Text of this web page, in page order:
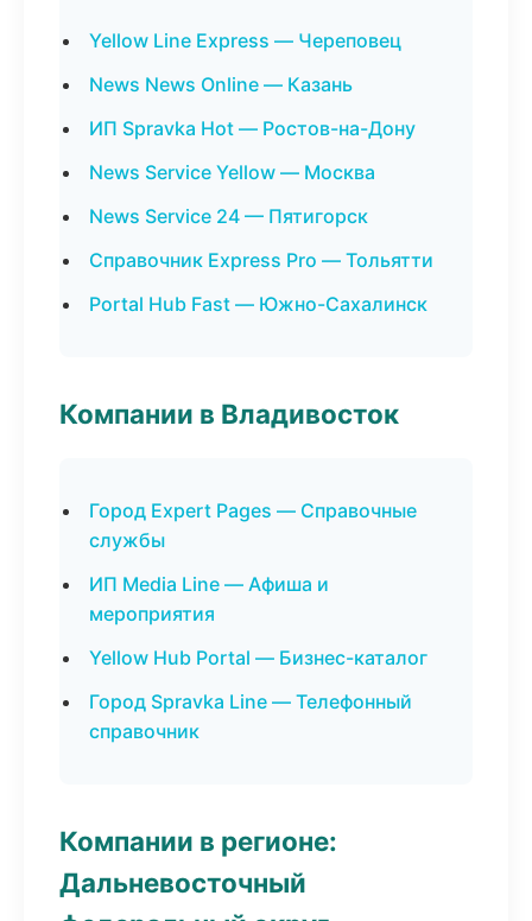
Yellow Line Express — Череповец
News News Online — Казань
ИП Spravka Hot — Ростов-на-Дону
News Service Yellow — Москва
News Service 24 — Пятигорск
Справочник Express Pro — Тольятти
Portal Hub Fast — Южно-Сахалинск
Компании в Владивосток
Город Expert Pages — Справочные
службы
ИП Media Line — Афиша и
мероприятия
Yellow Hub Portal — Бизнес-каталог
Город Spravka Line — Телефонный
справочник
Компании в регионе:
Дальневосточный